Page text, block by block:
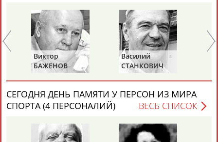
Рамазан
АБДУЛАЕВ
Тагир
АБДУЛАЕВ
Камиль
АБДУЛАЗИЗОВ
Загалав
АБДУЛБЕКОВ
Камалудин
Абдула
Магомед
Назир
Виктор
БАЖЕНОВ
Василий
СТАНКОВИЧ
СЕГОДНЯ ДЕНЬ ПАМЯТИ У ПЕРСОН ИЗ МИРА
СПОРТА (4 ПЕРСОНАЛИЙ)
ВЕСЬ СПИСОК